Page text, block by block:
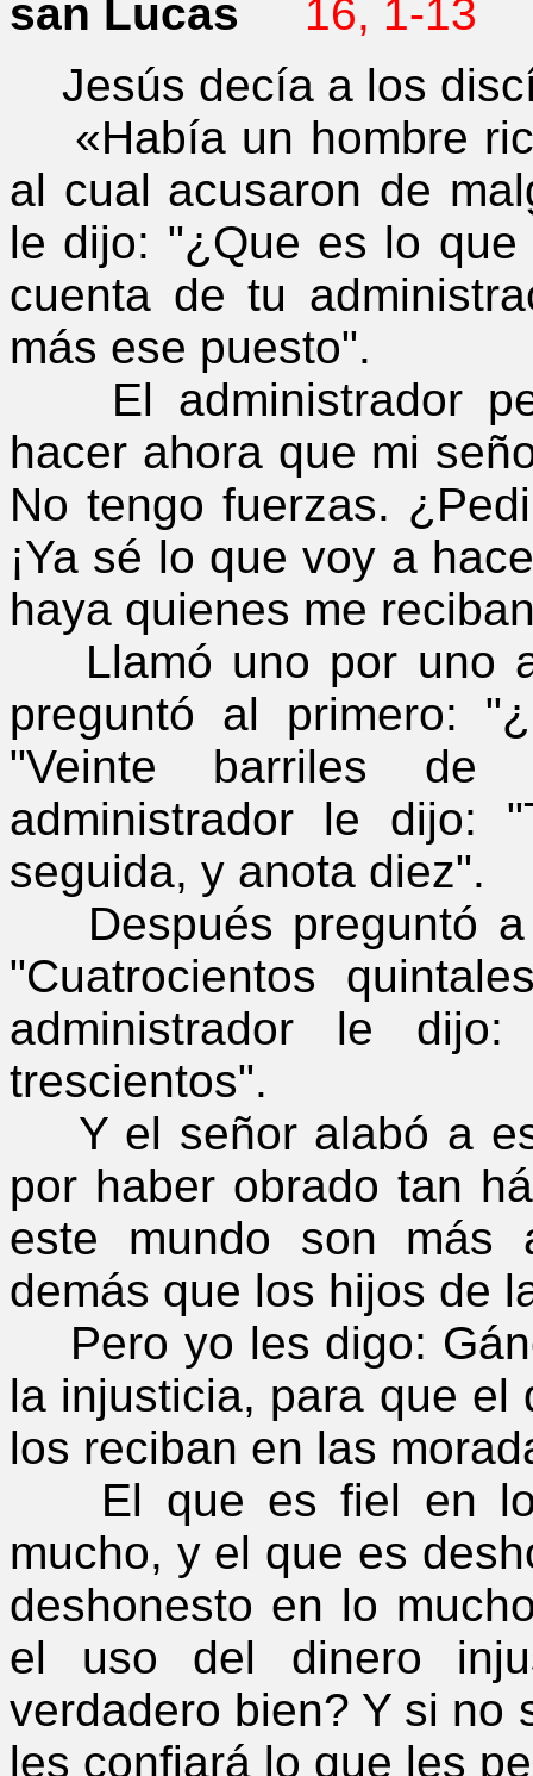
san Lucas
16, 1-13
Jesús decía a los
«Había un hombre
al cual acusaron de
le dijo: "¿Que es lo
cuenta de tu
más ese puesto".
El administrador
hacer ahora que mi
No tengo fuerzas.
¡Ya sé lo que voy a
haya quienes me
Llamó uno por uno
preguntó al primero:
"Veinte barriles de
administrador le dijo:
seguida, y anota diez".
Después preguntó a
"Cuatrocientos
administrador le
trescientos".
Y el señor alabó a
por haber obrado tan
este mundo son
demás que los hijos de
Pero yo les digo:
la injusticia, para que
los reciban en las
El que es fiel en lo
mucho, y el que es
deshonesto en lo
el uso del dinero
verdadero bien? Y si no
les confiará lo que les